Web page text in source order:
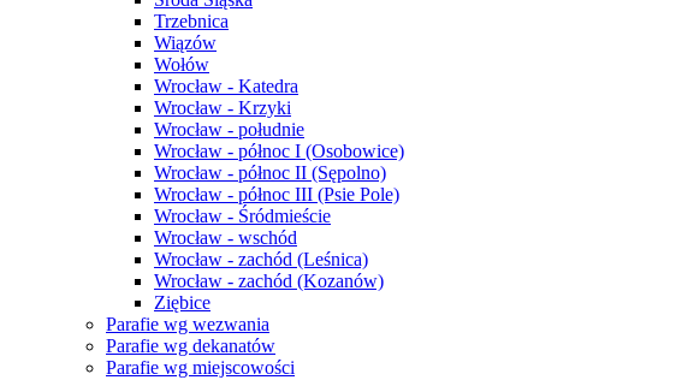
Trzebnica
Wiązów
Wołów
Wrocław - Katedra
Wrocław - Krzyki
Wrocław - południe
Wrocław - północ I (Osobowice)
Wrocław - północ II (Sępolno)
Wrocław - północ III (Psie Pole)
Wrocław - Śródmieście
Wrocław - wschód
Wrocław - zachód (Leśnica)
Wrocław - zachód (Kozanów)
Ziębice
Parafie wg wezwania
Parafie wg dekanatów
Parafie wg miejscowości